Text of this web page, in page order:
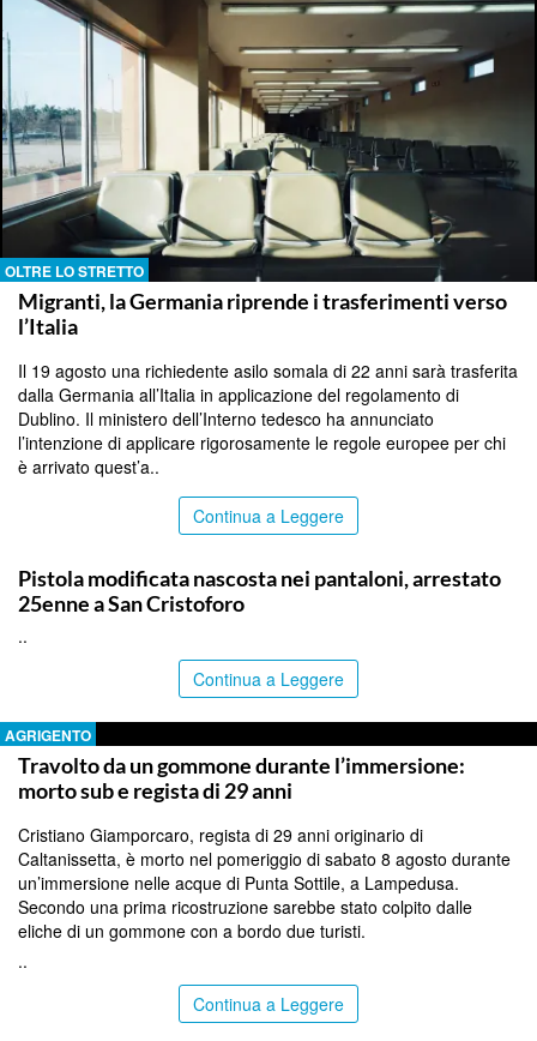
OLTRE LO STRETTO
Migranti, la Germania riprende i trasferimenti verso
l’Italia
Il 19 agosto una richiedente asilo somala di 22 anni sarà trasferita
dalla Germania all’Italia in applicazione del regolamento di
Dublino. Il ministero dell’Interno tedesco ha annunciato
l’intenzione di applicare rigorosamente le regole europee per chi
è arrivato quest’a..
Continua a Leggere
Pistola modificata nascosta nei pantaloni, arrestato
25enne a San Cristoforo
..
Continua a Leggere
AGRIGENTO
Travolto da un gommone durante l’immersione:
morto sub e regista di 29 anni
Cristiano Giamporcaro, regista di 29 anni originario di
Caltanissetta, è morto nel pomeriggio di sabato 8 agosto durante
un’immersione nelle acque di Punta Sottile, a Lampedusa.
Secondo una prima ricostruzione sarebbe stato colpito dalle
eliche di un gommone con a bordo due turisti.
..
Continua a Leggere